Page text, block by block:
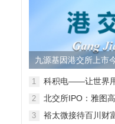
九源基因港交所上市
28日上市
1 科积电——让世界
2 北交所IPO：雅图
3
裕太微接待百川财